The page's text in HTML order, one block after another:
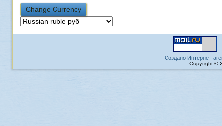
Создано Интернет-
Copyright ©